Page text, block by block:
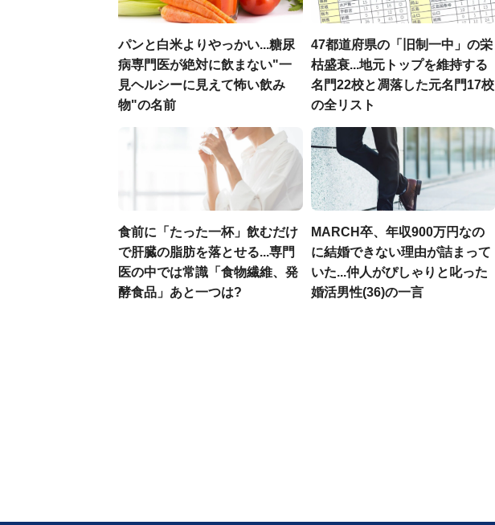
パンと白米よりやっかい...糖尿
病専門医が絶対に飲まない"一
見ヘルシーに見えて怖い飲み
物"の名前
47都道府県の「旧制一中」の栄
枯盛衰...地元トップを維持する
名門22校と凋落した元名門17校
の全リスト
食前に「たった一杯」飲むだけ
で肝臓の脂肪を落とせる...専門
医の中では常識「食物繊維、発
酵食品」あと一つは?
MARCH卒、年収900万円なの
に結婚できない理由が詰まって
いた...仲人がぴしゃりと叱った
婚活男性(36)の一言